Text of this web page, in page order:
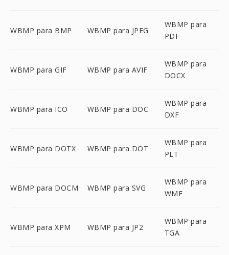
WBMP para BMP WBMP para JPEG
WBMP para
PDF
WBMP para GIF WBMP para AVIF
WBMP para
DOCX
WBMP para ICO WBMP para DOC
WBMP para
DXF
WBMP para DOTX WBMP para DOT
WBMP para
PLT
WBMP para DOCM WBMP para SVG
WBMP para
WMF
WBMP para XPM WBMP para JP2
WBMP para
TGA